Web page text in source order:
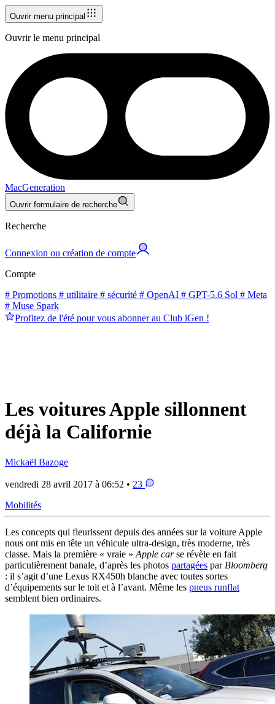
Ouvrir menu principal
Ouvrir le menu principal
MacGeneration
Ouvrir formulaire de recherche
Recherche
Connexion ou création de compte
Compte
# Promotions # utilitaire # sécurité # OpenAI # GPT-5.6 Sol # Meta
# Muse Spark
Profitez de l'été pour vous abonner au Club iGen !
Les voitures Apple sillonnent
déjà la Californie
Mickaël Bazoge
vendredi 28 avril 2017 à 06:52 • 23
Mobilités
Les concepts qui fleurissent depuis des années sur la voiture Apple
nous ont mis en tête un véhicule ultra-design, très moderne, très
classe. Mais la première « vraie » Apple carse révèle en fait
particulièrement banale, d’après les photos partagées par Bloomberg
: il s’agit d’une Lexus RX450h blanche avec toutes sortes
d’équipements sur le toit et à l’avant. Même les pneus runflat
semblent bien ordinaires.